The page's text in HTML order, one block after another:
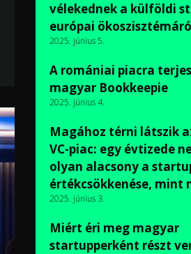
vélekednek a külföldi
európai
2025. június 5.
A romániai piacra
magyar Bookkeepie
2025. június 4.
Magához térni látszik
VC-piac: egy évtizede
olyan alacsony a
értékcsökkenése, mint
2025. június 3.
Miért éri meg magyar
startupperként részt